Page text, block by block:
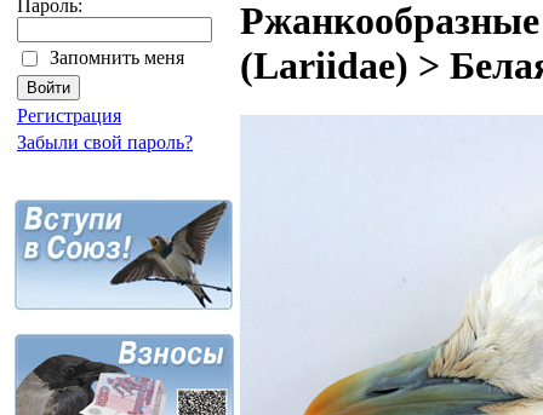
Пароль:
Запомнить меня
Регистрация
Забыли свой пароль?
(Lariidae) >